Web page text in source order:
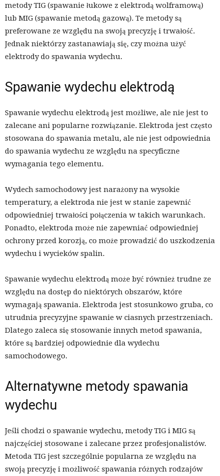
metody TIG (spawanie łukowe z elektrodą wolframową)
lub MIG (spawanie metodą gazową). Te metody są
preferowane ze względu na swoją precyzję i trwałość.
Jednak niektórzy zastanawiają się, czy można użyć
elektrody do spawania wydechu.
Spawanie wydechu elektrodą
Spawanie wydechu elektrodą jest możliwe, ale nie jest to
zalecane ani popularne rozwiązanie. Elektroda jest często
stosowana do spawania metalu, ale nie jest odpowiednia
do spawania wydechu ze względu na specyficzne
wymagania tego elementu.
Wydech samochodowy jest narażony na wysokie
temperatury, a elektroda nie jest w stanie zapewnić
odpowiedniej trwałości połączenia w takich warunkach.
Ponadto, elektroda może nie zapewniać odpowiedniej
ochrony przed korozją, co może prowadzić do uszkodzenia
wydechu i wycieków spalin.
Spawanie wydechu elektrodą może być również trudne ze
względu na dostęp do niektórych obszarów, które
wymagają spawania. Elektroda jest stosunkowo gruba, co
utrudnia precyzyjne spawanie w ciasnych przestrzeniach.
Dlatego zaleca się stosowanie innych metod spawania,
które są bardziej odpowiednie dla wydechu
samochodowego.
Alternatywne metody spawania
wydechu
Jeśli chodzi o spawanie wydechu, metody TIG i MIG są
najczęściej stosowane i zalecane przez profesjonalistów.
Metoda TIG jest szczególnie popularna ze względu na
swoją precyzję i możliwość spawania różnych rodzajów